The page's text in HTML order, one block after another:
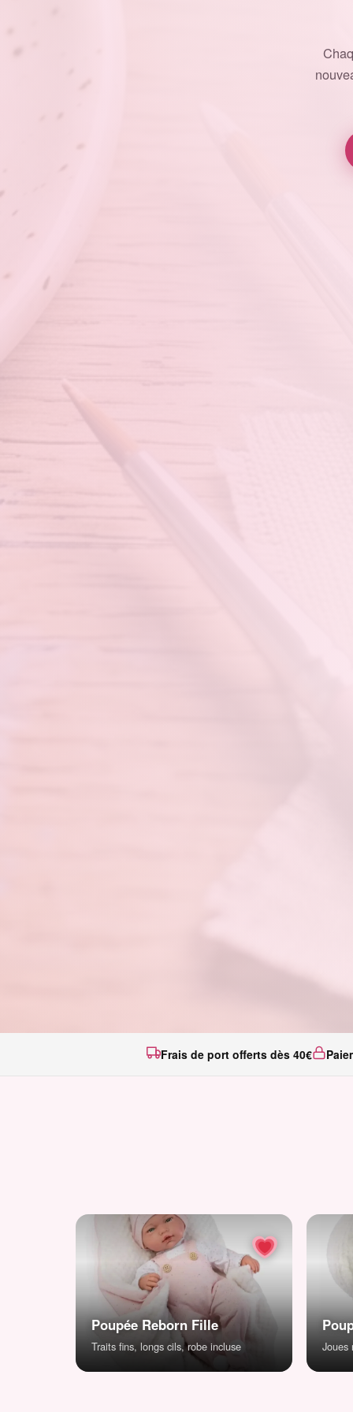
Frais de port offerts dès 40€
Poupée Reborn Fille
Traits fins, longs cils, robe incluse Joues